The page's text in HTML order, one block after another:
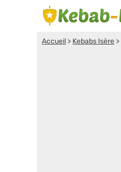
Accueil > Kebabs Isère >